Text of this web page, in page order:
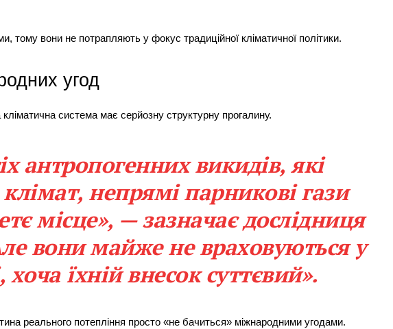
тому вони не потрапляють у фокус традиційної кліматичної політики.
угод
система має серйозну структурну прогалину.
антропогенних викидів, які
непрямі парникові гази
місце», — зазначає дослідниця
вони майже не враховуються у
хоча їхній внесок суттєвий».
реального потепління просто «не бачиться» міжнародними угодами.